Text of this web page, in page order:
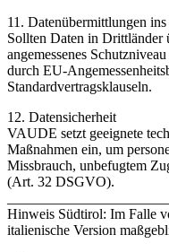
11. Datenübermittlungen
Sollten Daten in
angemessenes
durch EU-
Standardvertragsklauseln.
12. Datensicherheit
VAUDE setzt geeignete
Maßnahmen ein, um
Missbrauch, unbefugtem
(Art. 32 DSGVO).
Hinweis Südtirol: Im Falle
italienische Version